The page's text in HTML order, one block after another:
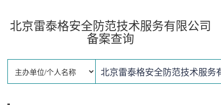
北京雷泰格安全防范技术服务有限公司
备案查询